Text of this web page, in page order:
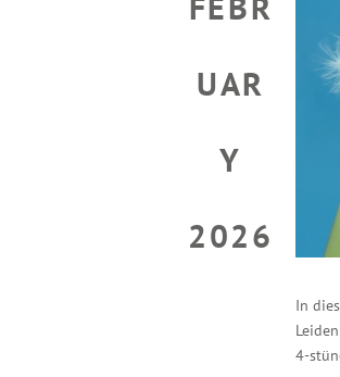
UAR
Y
2026
In
4-